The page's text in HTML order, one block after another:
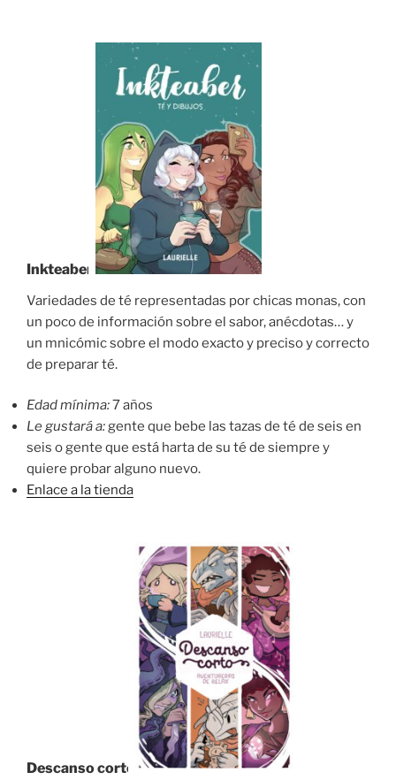
Inkteaber
Variedades de té representadas por chicas monas, con
un poco de información sobre el sabor, anécdotas… y
un mnicómic sobre el modo exacto y preciso y correcto
de preparar té.
Edad mínima:7 años
Le gustará a:gente que bebe las tazas de té de seis en
seis o gente que está harta de su té de siempre y
quiere probar alguno nuevo.
Enlace a la tienda
Descanso corto